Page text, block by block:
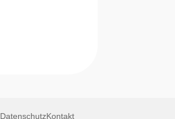
DatenschutzKontakt